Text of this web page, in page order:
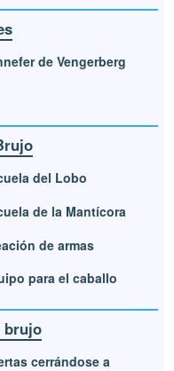
de Vengerberg
del Lobo
de la Mantícora
de armas
para el caballo
brujo
cerrándose a